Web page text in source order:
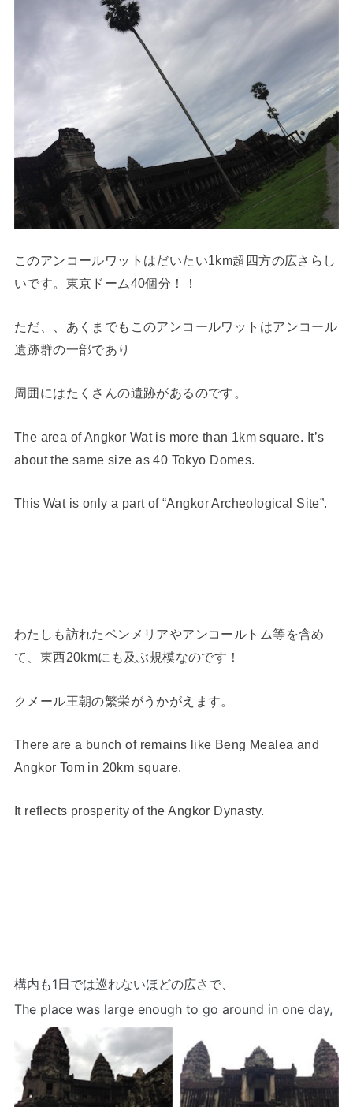
このアンコールワットはだいたい1km超四方の広さらし
いです。東京ドーム40個分！！
ただ、、あくまでもこのアンコールワットはアンコール
遺跡群の一部であり
周囲にはたくさんの遺跡があるのです。
The area of Angkor Wat is more than 1km square. It’s
about the same size as 40 Tokyo Domes.
This Wat is only a part of “Angkor Archeological Site”.
わたしも訪れたベンメリアやアンコールトム等を含め
て、東西20kmにも及ぶ規模なのです！
クメール王朝の繁栄がうかがえます。
There are a bunch of remains like Beng Mealea and
Angkor Tom in 20km square.
It reflects prosperity of the Angkor Dynasty.
構内も1日では巡れないほどの広さで、
The place was large enough to go around in one day,